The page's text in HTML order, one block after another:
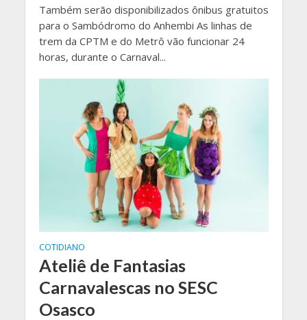
Também serão disponibilizados ônibus gratuitos
para o Sambódromo do Anhembi As linhas de
trem da CPTM e do Metrô vão funcionar 24
horas, durante o Carnaval...
COTIDIANO
Ateliê de Fantasias
Carnavalescas no SESC
Osasco